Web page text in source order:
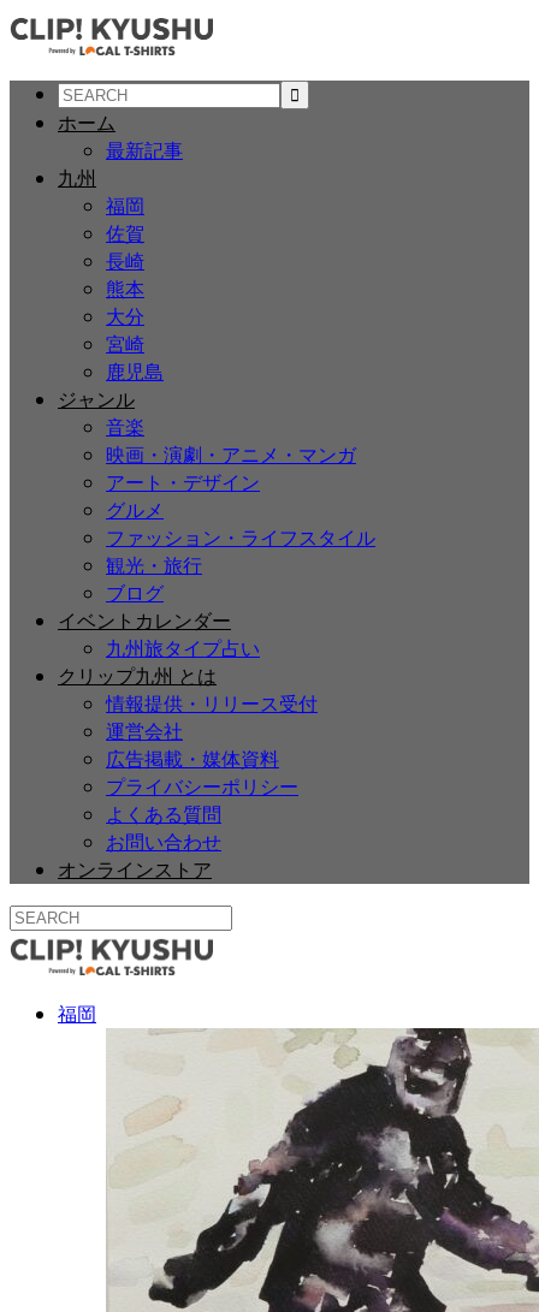
ホーム
最新記事
九州
福岡
佐賀
長崎
熊本
大分
宮崎
鹿児島
ジャンル
音楽
映画・演劇・アニメ・マンガ
アート・デザイン
グルメ
ファッション・ライフスタイル
観光・旅行
ブログ
イベントカレンダー
九州旅タイプ占い
クリップ九州 とは
情報提供・リリース受付
運営会社
広告掲載・媒体資料
プライバシーポリシー
よくある質問
お問い合わせ
オンラインストア
福岡